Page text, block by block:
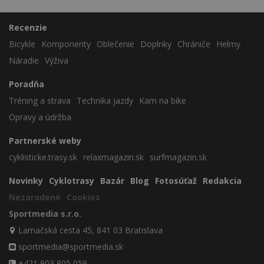
Recenzie
Bicykle
Komponenty Oblečenie Doplnky Chrániče
Helmy
Náradie Výživa
Poradňa
Tréning a strava
Technika jazdy
Kam na bike
Opravy a údržba
Partnerské weby
cyklisticke.trasy.sk relaxmagazin.sk surfmagazin.sk
Novinky Cyklotrasy Bazár Blog Fotosúťaž Redakcia
Nezaradené
Cookies
Sportmedia s.r.o.
Lamačská cesta 45, 841 03 Bratislava
sportmedia@sportmedia.sk